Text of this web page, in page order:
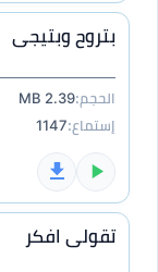
بتروح وبتيجى
الحجم:2.39 MB
إستماع:1147
تقولى افكر